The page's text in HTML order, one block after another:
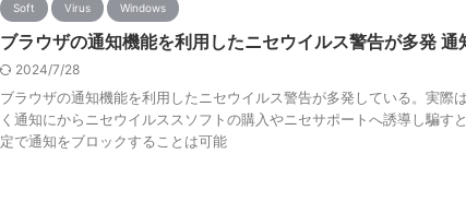
Soft Virus Windows
ブラウザの通知機能を利用したニセウイルス警告が多発
2024/7/28
ブラウザの通知機能を利用したニセウイルス警告が多発している。実際
く通知にからニセウイルススソフトの購入やニセサポートへ誘導し騙す
定で通知をブロックすることは可能